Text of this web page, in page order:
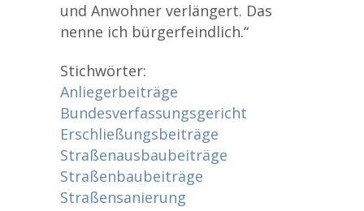
und Anwohner verlängert. Das
nenne ich bürgerfeindlich.“
Stichwörter:
Anliegerbeiträge
Bundesverfassungsgericht
Erschließungsbeiträge
Straßenausbaubeiträge
Straßenbaubeiträge
Straßensanierung